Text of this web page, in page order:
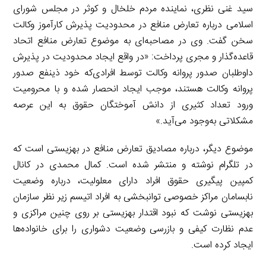
سید غنی نظری، نماینده مردم خلخال و کوثر در مجلس شورای
اسلامی درباره تعارض منافع در محدودیت پذیرش کارآموز وکالت
سخن گفت. وی در مصاحبه‌ای به موضوع تعارض منافع اتحاد
قاعده‌گذار و مجری پرداخت: «در واقع ایجاد محدودیت در پذیرش
داوطلبان صدور پروانه وکالت توسط افرادی‌که خود ذینفع صدور
پروانه وکالت هستند، موجب ایجاد انحصار شده و با محرومیت
ورود تعداد کثیری از دانش آموختگان حقوق به این عرصه
مشکلاتی به‌وجود می‌آید.»
موضوع دیگر، درباره مصادیق تعارض منافع در بهزیستی است که
در تلگرام نوشته و منتشر شده است. کمال محمدی در کانال
کمپین پیگیری حقوق افراد دارای معلولیت، درباره وضعیت
نابسامان مراکز خصوصی توانبخشی به افراد اتیسم زیر نظر سازمان
بهزیستی نوشت که نبود اقتدار بهزیستی بر روی چنین مراکزی و
عدم نظارت کیفی و بازرسی وضعیت دشواری را برای خانواده‌ها
ایجاد کرده است.